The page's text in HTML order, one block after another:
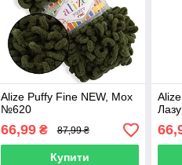
Alize Puffy Fine NEW, Мох
№620
66,99₴ 87,99 ₴
Купити